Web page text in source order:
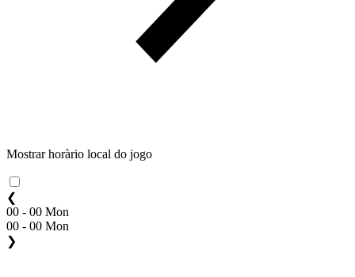
Mostrar horàrio local do jogo
❮
00 - 00 Mon
00 - 00 Mon
❯